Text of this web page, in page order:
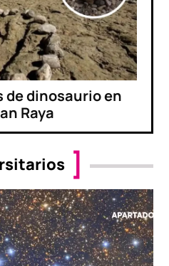
de dinosaurio en
Raya